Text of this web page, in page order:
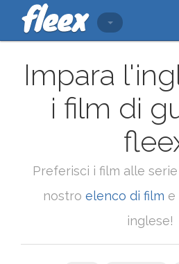
Impara
i film di
Preferisci i film alle
nostro elenco di film e
inglese!